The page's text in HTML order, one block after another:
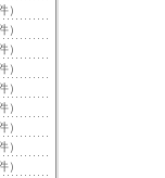
）
）
）
）
）
）
）
）
）